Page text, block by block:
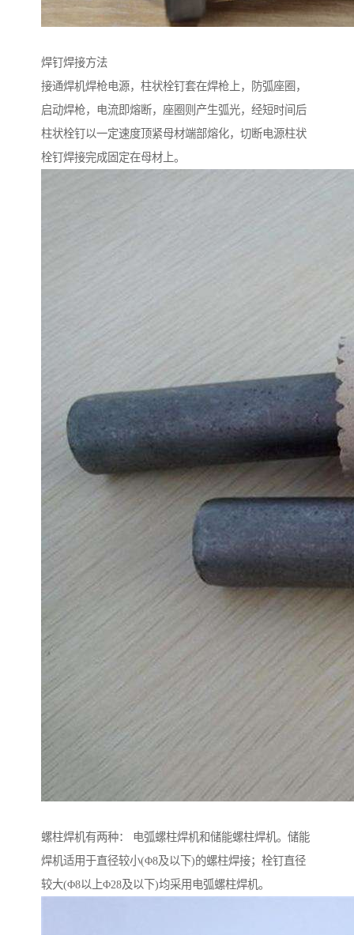
焊钉焊接方法
接通焊机焊枪电源，柱状栓钉套在焊枪上，防弧座圈，
启动焊枪，电流即熔断，座圈则产生弧光，经短时间后
柱状栓钉以一定速度顶紧母材端部熔化，切断电源柱状
栓钉焊接完成固定在母材上。
螺柱焊机有两种： 电弧螺柱焊机和储能螺柱焊机。储能
焊机适用于直径较小(Φ8及以下)的螺柱焊接；栓钉直径
较大(Φ8以上Φ28及以下)均采用电弧螺柱焊机。